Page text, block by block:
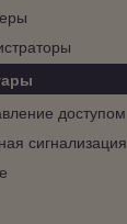
доступом
сигнализация